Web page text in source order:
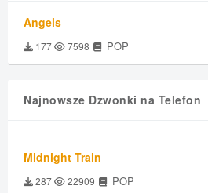
Angels
177 7598 POP
Najnowsze Dzwonki na Telefon
Midnight Train
287 22909 POP